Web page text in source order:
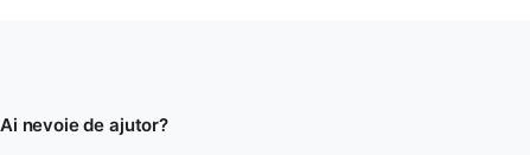
Ai nevoie de ajutor?